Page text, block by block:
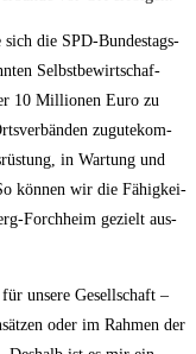
die SPD-Bun­des­tags­
Selbst­be­wirt­schaf­
10 Mil­lio­nen Euro zu
zugu­te­kom­
in War­tung und
kön­nen wir die Fähig­kei­
Forch­heim gezielt aus­
unse­re Gesell­schaft –
oder im Rah­men der